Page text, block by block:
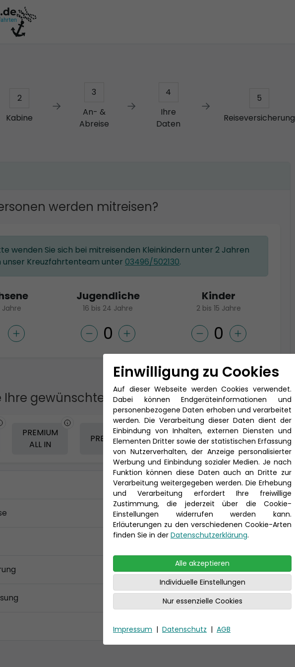
2
Kabine
3
An- &
Abreise
4
Ihre
Daten
5
Reiseversicherung
werden mitreisen?
wenden Sie sich bei mitreisenden Kleinkindern unter 2 Jahren
unser Kreuzfahrtenteam unter 03496/502130.
Jugendliche
16 bis 24 Jahre
Kinder
2 bis 15 Jahre
Ihre gewünschte Kategorie
PREMIUM
ALL IN
PREMIUM
CLASSIC
ALL IN
CLASSIC
Einwilligung zu Cookies
Auf dieser Webseite werden Cookies verwendet.
Dabei können Endgeräteinformationen und
personenbezogene Daten erhoben und verarbeitet
werden. Die Verarbeitung dieser Daten dient der
Einbindung von Inhalten, externen Diensten und
Elementen Dritter sowie der statistischen Erfassung
von Nutzerverhalten, der Anzeige personalisierter
Werbung und Einbindung sozialer Medien. Je nach
Funktion können diese Daten auch an Dritte zur
Verarbeitung weitergegeben werden. Die Erhebung
und Verarbeitung erfordert Ihre freiwillige
Zustimmung, die jederzeit über die Cookie-
Einstellungen widerrufen werden kann.
Erläuterungen zu den verschiedenen Cookie-Arten
finden Sie in der Datenschutzerklärung.
Alle akzeptieren
Individuelle Einstellungen
Nur essenzielle Cookies
Impressum | Datenschutz | AGB